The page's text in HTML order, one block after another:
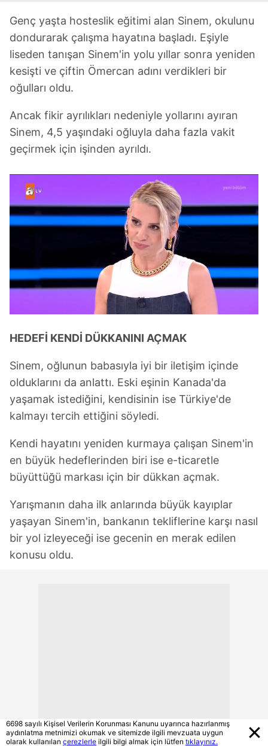
Genç yaşta hosteslik eğitimi alan Sinem, okulunu
dondurarak çalışma hayatına başladı. Eşiyle
liseden tanışan Sinem'in yolu yıllar sonra yeniden
kesişti ve çiftin Ömercan adını verdikleri bir
oğulları oldu.
Ancak fikir ayrılıkları nedeniyle yollarını ayıran
Sinem, 4,5 yaşındaki oğluyla daha fazla vakit
geçirmek için işinden ayrıldı.
HEDEFİ KENDİ DÜKKANINI AÇMAK
Sinem, oğlunun babasıyla iyi bir iletişim içinde
olduklarını da anlattı. Eski eşinin Kanada'da
yaşamak istediğini, kendisinin ise Türkiye'de
kalmayı tercih ettiğini söyledi.
Kendi hayatını yeniden kurmaya çalışan Sinem'in
en büyük hedeflerinden biri ise e-ticaretle
büyüttüğü markası için bir dükkan açmak.
Yarışmanın daha ilk anlarında büyük kayıplar
yaşayan Sinem'in, bankanın tekliflerine karşı nasıl
bir yol izleyeceği ise gecenin en merak edilen
konusu oldu.
6698 sayılı Kişisel Verilerin Korunması Kanunu uyarınca hazırlanmış
aydınlatma metnimizi okumak ve sitemizde ilgili mevzuata uygun
olarak kullanılan çerezlerle ilgili bilgi almak için lütfen tıklayınız.